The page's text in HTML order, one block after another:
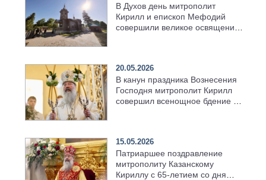
В Духов день митрополит
Кирилл и епископ Мефодий
совершили великое освящение
20.05.2026
В канун праздника Вознесения
Господня митрополит Кирилл
совершил всенощное бдение в
15.05.2026
Патриаршее поздравление
митрополиту Казанскому
Кириллу с 65-летием со дня